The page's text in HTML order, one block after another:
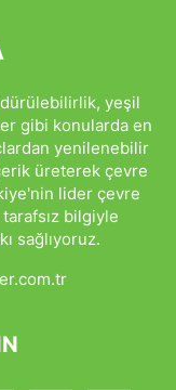
yeşil
gibi konularda en
yenilenebilir
üreterek çevre
lider çevre
bilgiyle
sağlıyoruz.